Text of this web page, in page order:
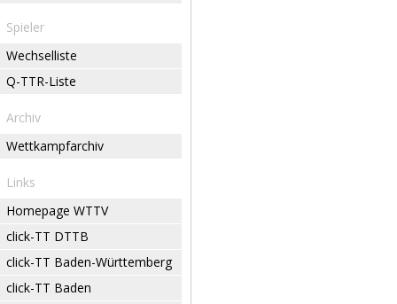
Spieler
Wechselliste
Q-TTR-Liste
Archiv
Wettkampfarchiv
Links
Homepage WTTV
click-TT DTTB
click-TT Baden-Württemberg
click-TT Baden